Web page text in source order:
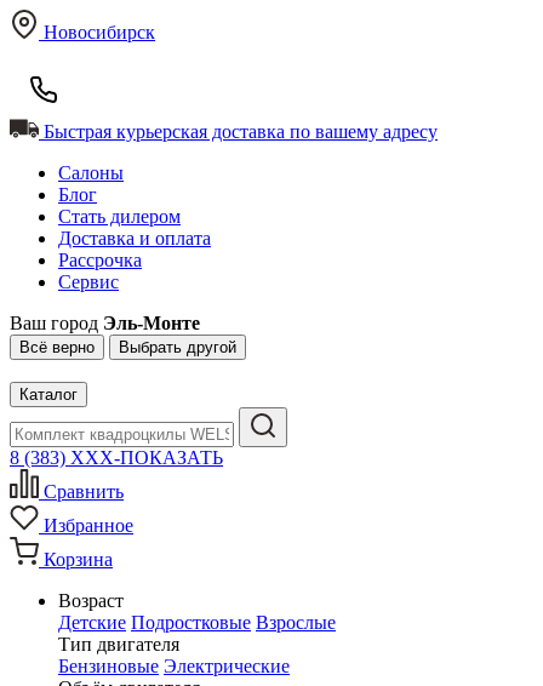
Новосибирск
Быстрая курьерская доставка по вашему адресу
Салоны
Блог
Стать дилером
Доставка и оплата
Рассрочка
Сервис
Ваш город Эль-Монте
Всё верно Выбрать другой
Каталог
8 (383) XXX-ПОКАЗАТЬ
Сравнить
Избранное
Корзина
Возраст
Детские Подростковые Взрослые
Тип двигателя
Бензиновые Электрические